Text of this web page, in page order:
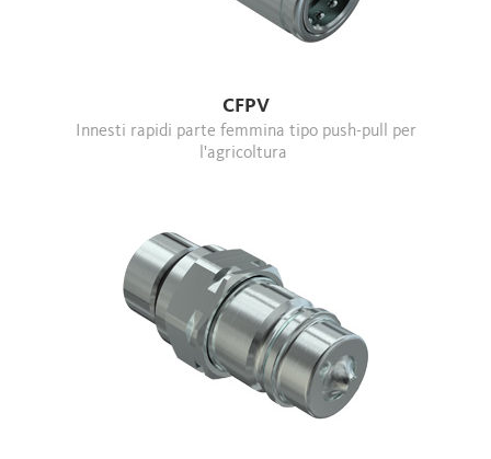
CFPV
l'agricoltura